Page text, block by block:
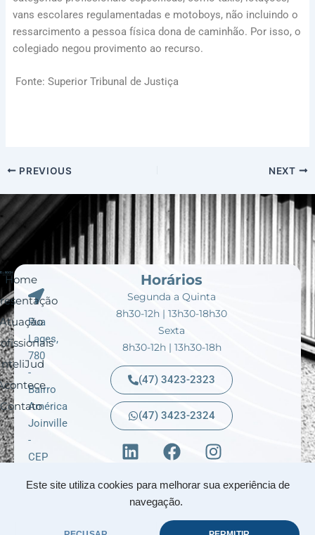
Este site utiliza cookies para melhorar sua experiência de
navegação.
vans escolares regulamentadas e motoboys, não incluindo o
ressarcimento a pessoa física dona de caminhão. Por isso, o
colegiado negou provimento ao recurso.
Fonte: Superior Tribunal de Justiça
PREVIOUS NEXT
Rua
Lages,
780
-
Bairro
América
Joinville
-
CEP
010
Home
Atuação
Contato
Horários
Segunda a Quinta
8h30-12h | 13h30-18h30
Sexta
8h30-12h | 13h30-18h
(47) 3423-2323
(47) 3423-2324
L
i
k
e
F
a
e
b
o
I
n
t
g